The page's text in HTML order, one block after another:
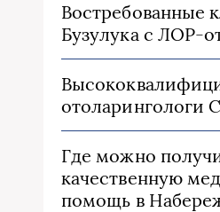
Востребованные
Бузулука с ЛОР-
отоларингологи
Где можно
качественную
помощь в